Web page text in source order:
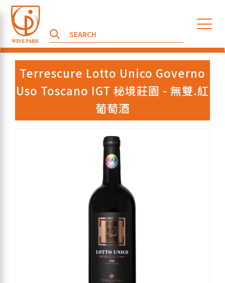
Terrescure Lotto Unico Governo
Uso Toscano IGT 秘境莊園 - 無雙.紅
葡萄酒